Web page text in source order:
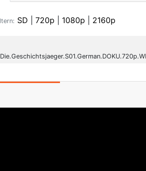
SD 720p 1080p 2160p